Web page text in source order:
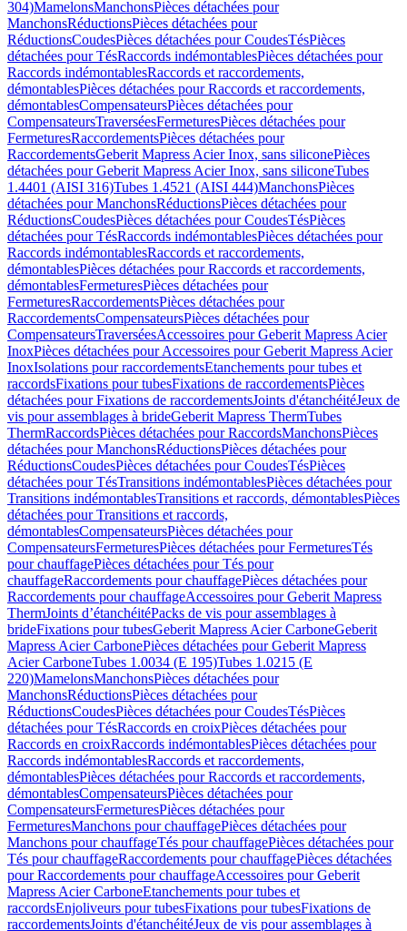
304)MamelonsManchonsPièces détachées pour
ManchonsRéductionsPièces détachées pour
RéductionsCoudesPièces détachées pour CoudesTésPièces
détachées pour TésRaccords indémontablesPièces détachées pour
Raccords indémontablesRaccords et raccordements,
démontablesPièces détachées pour Raccords et raccordements,
démontablesCompensateursPièces détachées pour
CompensateursTraverséesFermeturesPièces détachées pour
FermeturesRaccordementsPièces détachées pour
RaccordementsGeberit Mapress Acier Inox, sans siliconePièces
détachées pour Geberit Mapress Acier Inox, sans siliconeTubes
1.4401 (AISI 316)Tubes 1.4521 (AISI 444)ManchonsPièces
détachées pour ManchonsRéductionsPièces détachées pour
RéductionsCoudesPièces détachées pour CoudesTésPièces
détachées pour TésRaccords indémontablesPièces détachées pour
Raccords indémontablesRaccords et raccordements,
démontablesPièces détachées pour Raccords et raccordements,
démontablesFermeturesPièces détachées pour
FermeturesRaccordementsPièces détachées pour
RaccordementsCompensateursPièces détachées pour
CompensateursTraverséesAccessoires pour Geberit Mapress Acier
InoxPièces détachées pour Accessoires pour Geberit Mapress Acier
InoxIsolations pour raccordementsEtanchements pour tubes et
raccordsFixations pour tubesFixations de raccordementsPièces
détachées pour Fixations de raccordementsJoints d'étanchéitéJeux de
vis pour assemblages à brideGeberit Mapress ThermTubes
ThermRaccordsPièces détachées pour RaccordsManchonsPièces
détachées pour ManchonsRéductionsPièces détachées pour
RéductionsCoudesPièces détachées pour CoudesTésPièces
détachées pour TésTransitions indémontablesPièces détachées pour
Transitions indémontablesTransitions et raccords, démontablesPièces
détachées pour Transitions et raccords,
démontablesCompensateursPièces détachées pour
CompensateursFermeturesPièces détachées pour FermeturesTés
pour chauffagePièces détachées pour Tés pour
chauffageRaccordements pour chauffagePièces détachées pour
Raccordements pour chauffageAccessoires pour Geberit Mapress
ThermJoints d’étanchéitéPacks de vis pour assemblages à
brideFixations pour tubesGeberit Mapress Acier CarboneGeberit
Mapress Acier CarbonePièces détachées pour Geberit Mapress
Acier CarboneTubes 1.0034 (E 195)Tubes 1.0215 (E
220)MamelonsManchonsPièces détachées pour
ManchonsRéductionsPièces détachées pour
RéductionsCoudesPièces détachées pour CoudesTésPièces
détachées pour TésRaccords en croixPièces détachées pour
Raccords en croixRaccords indémontablesPièces détachées pour
Raccords indémontablesRaccords et raccordements,
démontablesPièces détachées pour Raccords et raccordements,
démontablesCompensateursPièces détachées pour
CompensateursFermeturesPièces détachées pour
FermeturesManchons pour chauffagePièces détachées pour
Manchons pour chauffageTés pour chauffagePièces détachées pour
Tés pour chauffageRaccordements pour chauffagePièces détachées
pour Raccordements pour chauffageAccessoires pour Geberit
Mapress Acier CarboneEtanchements pour tubes et
raccordsEnjoliveurs pour tubesFixations pour tubesFixations de
raccordementsJoints d'étanchéitéJeux de vis pour assemblages à